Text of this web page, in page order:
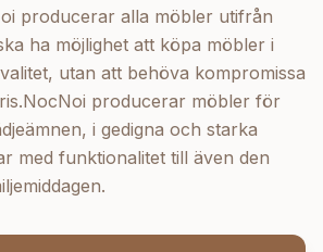
producerar alla möbler utifrån
ha möjlighet att köpa möbler i
utan att behöva kompromissa
producerar möbler för
i gedigna och starka
med funktionalitet till även den